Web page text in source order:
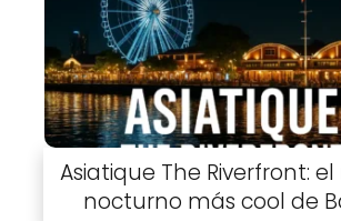
Asiatique The Riverfront:
nocturno más cool de